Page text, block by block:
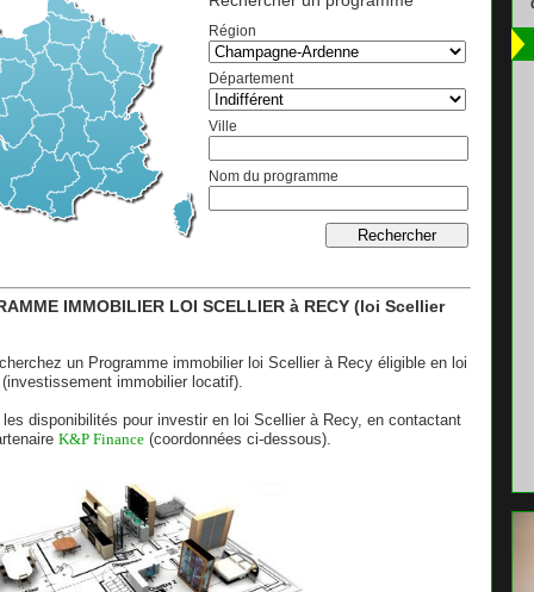
Région
Département
Ville
Nom du programme
IMMOBILIER LOI SCELLIER à RECY (loi Scellier
un Programme immobilier loi Scellier à Recy éligible en loi
immobilier locatif).
disponibilités pour investir en loi Scellier à Recy, en contactant
K&P Finance (coordonnées ci-dessous).